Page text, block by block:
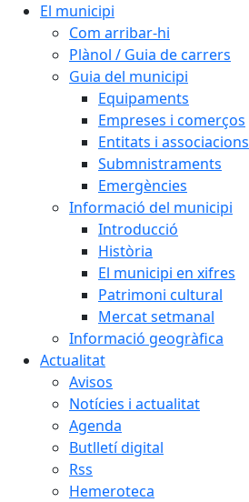
El municipi
Com arribar-hi
Plànol / Guia de carrers
Guia del municipi
Equipaments
Empreses i comerços
Entitats i associacions
Submnistraments
Emergències
Informació del municipi
Introducció
Història
El municipi en xifres
Patrimoni cultural
Mercat setmanal
Informació geogràfica
Actualitat
Avisos
Notícies i actualitat
Agenda
Butlletí digital
Rss
Hemeroteca